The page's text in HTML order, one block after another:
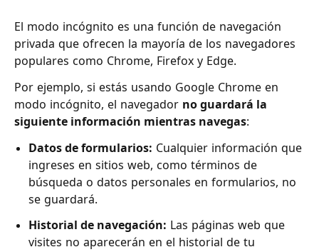
El modo incógnito es una función de navegación
privada que ofrecen la mayoría de los navegadores
populares como Chrome, Firefox y Edge.
Por ejemplo, si estás usando Google Chrome en
modo incógnito, el navegador no guardará la
siguiente información mientras navegas:
Datos de formularios: Cualquier información que
ingreses en sitios web, como términos de
búsqueda o datos personales en formularios, no
se guardará.
Historial de navegación: Las páginas web que
visites no aparecerán en el historial de tu